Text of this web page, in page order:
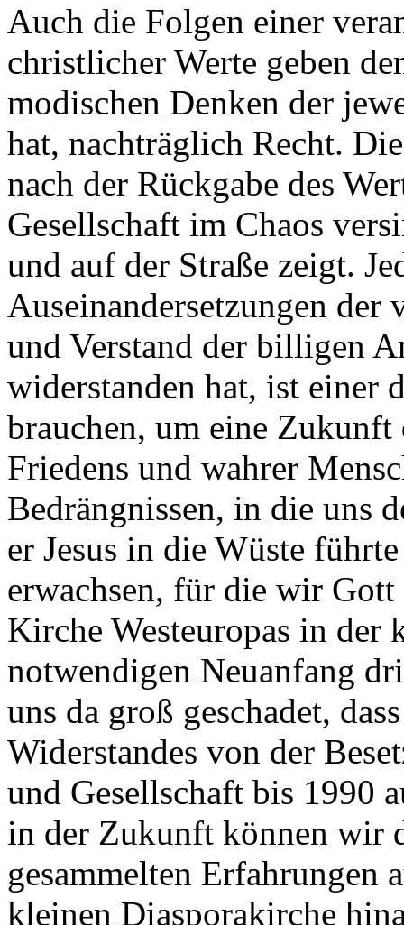
Auch die Folgen einer
christlicher Werte geben
modischen Denken der
hat, nachträglich Recht.
nach der Rückgabe des
Gesellschaft im Chaos
und auf der Straße zeigt.
Auseinandersetzungen der
und Verstand der billigen
widerstanden hat, ist einer
brauchen, um eine
Friedens und wahrer
Bedrängnissen, in die uns
er Jesus in die Wüste
erwachsen, für die wir
Kirche Westeuropas in der
notwendigen Neuanfang
uns da groß geschadet,
Widerstandes von der
und Gesellschaft bis 1990
in der Zukunft können wir
gesammelten Erfahrungen
kleinen Diasporakirche